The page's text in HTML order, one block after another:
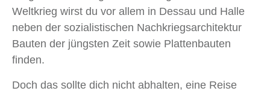
Weltkrieg wirst du vor allem in Dessau und Halle
neben der sozialistischen Nachkriegsarchitektur
Bauten der jüngsten Zeit sowie Plattenbauten
finden.
Doch das sollte dich nicht abhalten, eine Reise